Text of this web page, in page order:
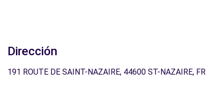
Dirección
191 ROUTE DE SAINT-NAZAIRE, 44600 ST-NAZAIRE, FR